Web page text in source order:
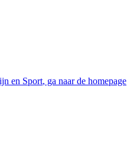
en Sport, ga naar de homepage